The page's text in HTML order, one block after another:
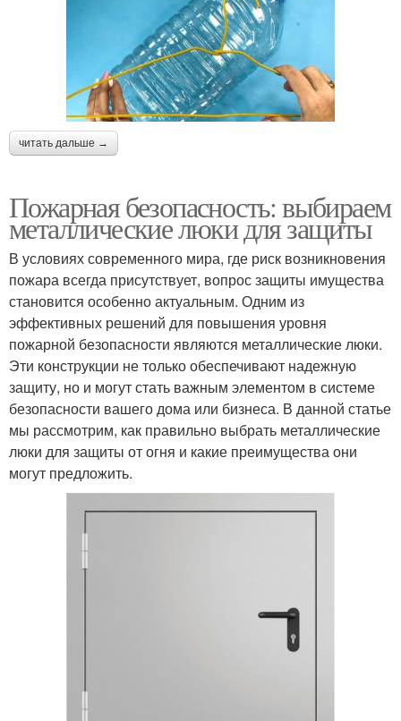
читать дальше →
Пожарная безопасность: выбираем
металлические люки для защиты
В условиях современного мира, где риск возникновения
пожара всегда присутствует, вопрос защиты имущества
становится особенно актуальным. Одним из
эффективных решений для повышения уровня
пожарной безопасности являются металлические люки.
Эти конструкции не только обеспечивают надежную
защиту, но и могут стать важным элементом в системе
безопасности вашего дома или бизнеса. В данной статье
мы рассмотрим, как правильно выбрать металлические
люки для защиты от огня и какие преимущества они
могут предложить.